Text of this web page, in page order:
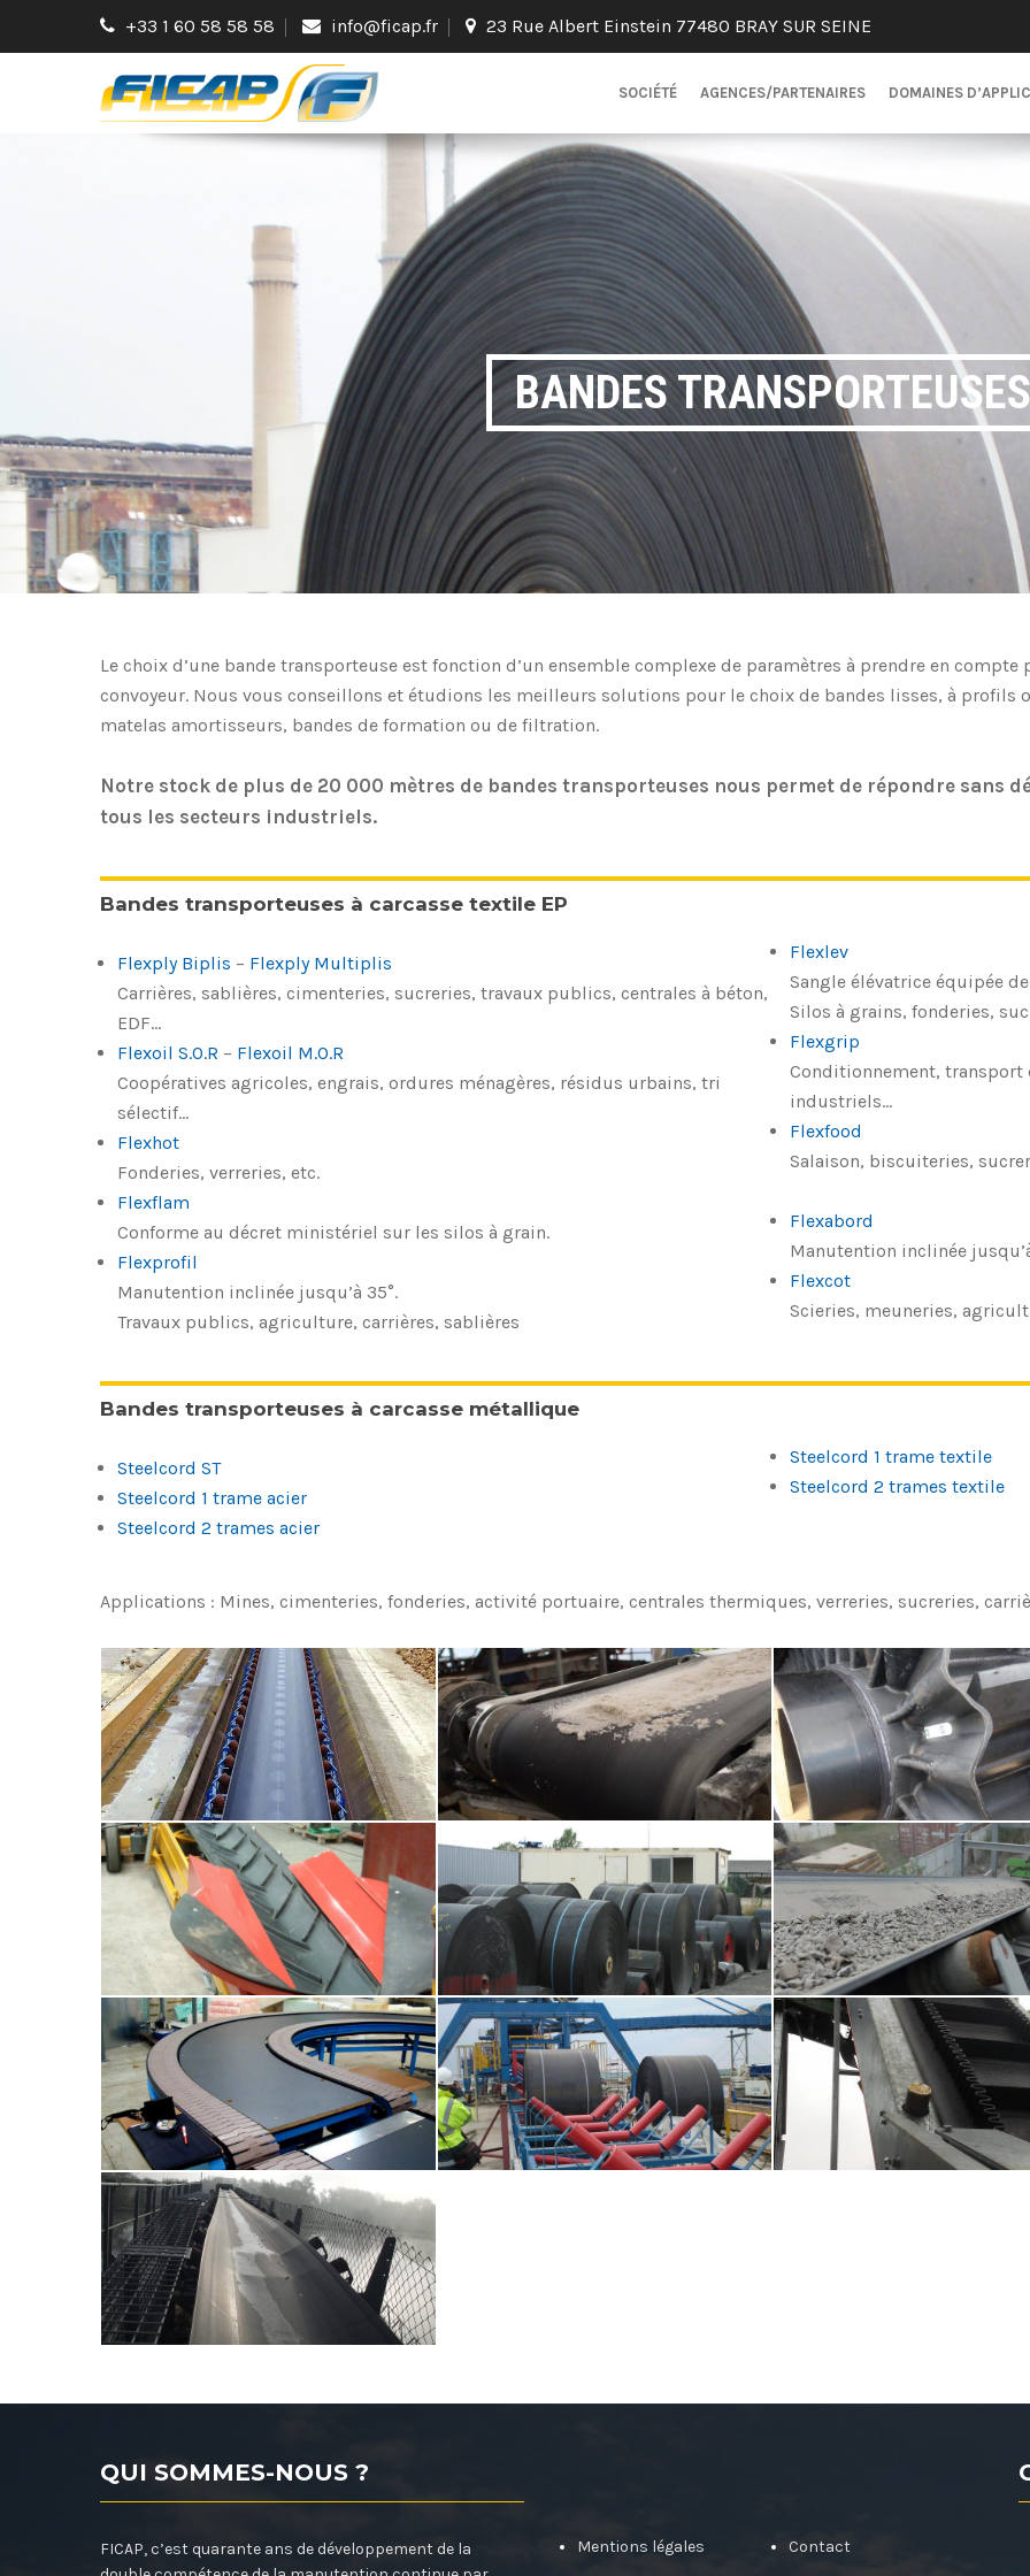
+33 1 60 58 58 58 info@ficap.fr 23 Rue Albert Einstein 77480 BRAY SUR SEINE
SOCIÉTÉ AGENCES/PARTENAIRES DOMAINES
BANDES TRANSPORTEUSES
Le choix d’une bande transporteuse est fonction d’un ensemble complexe de paramètres à prendre en
convoyeur. Nous vous conseillons et étudions les meilleurs solutions pour le choix de bandes lisses, à profils
matelas amortisseurs, bandes de formation ou de filtration.
Notre stock de plus de 20 000 mètres de bandes transporteuses nous permet de répondre sans
tous les secteurs industriels.
Bandes transporteuses à carcasse textile EP
Flexply Biplis – Flexply Multiplis
Carrières, sablières, cimenteries, sucreries, travaux publics, centrales à béton,
EDF…
Flexoil S.O.R – Flexoil M.O.R
Coopératives agricoles, engrais, ordures ménagères, résidus urbains, tri
sélectif…
Flexhot
Fonderies, verreries, etc.
Flexflam
Conforme au décret ministériel sur les silos à grain.
Flexprofil
Manutention inclinée jusqu’à 35°.
Travaux publics, agriculture, carrières, sablières
Flexlev
Sangle élévatrice équipée
Silos à grains, fonderies,
Flexgrip
Conditionnement, transport
industriels…
Flexfood
Salaison, biscuiteries,
Flexabord
Manutention inclinée
Flexcot
Scieries, meuneries,
Bandes transporteuses à carcasse métallique
Steelcord ST
Steelcord 1 trame acier
Steelcord 2 trames acier
Steelcord 1 trame textile
Steelcord 2 trames textile
Applications : Mines, cimenteries, fonderies, activité portuaire, centrales thermiques, verreries, sucreries,
QUI SOMMES-NOUS ?
FICAP, c’est quarante ans de développement de la
Mentions légales Contact